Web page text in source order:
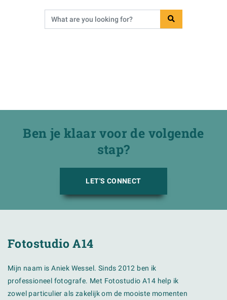
Ben je klaar voor de volgende
stap?
LET'S CONNECT
Fotostudio A14
Mijn naam is Aniek Wessel. Sinds 2012 ben ik
professioneel fotografe. Met Fotostudio A14 help ik
zowel particulier als zakelijk om de mooiste momenten